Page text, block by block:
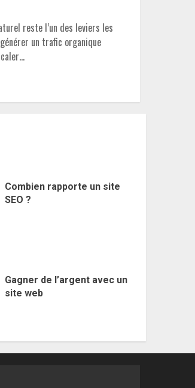
reste l’un des leviers les
un trafic organique
Combien rapporte un site
SEO ?
Gagner de l’argent avec un
site web